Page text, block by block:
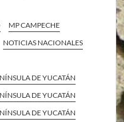
MP CAMPECHE
NOTICIAS NACIONALES
DE YUCATÁN
DE YUCATÁN
DE YUCATÁN